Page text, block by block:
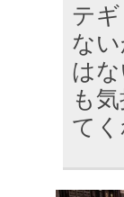
テ
な
は
も
てく